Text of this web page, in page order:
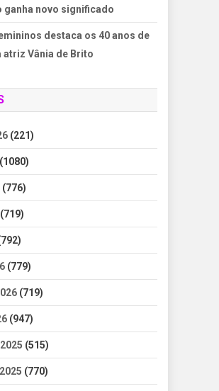
ganha novo significado
destaca os 40 anos de
atriz Vânia de Brito
(221)
(1080)
(776)
(719)
(779)
(719)
(947)
(515)
(770)